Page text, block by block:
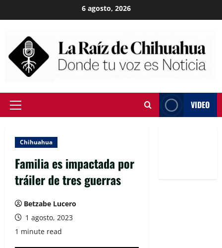
to
6 agosto, 2026
Primary
VIDEO
Chihuahua
Familia es impactada por
tráiler de tres guerras
Betzabe Lucero
1 agosto, 2023
1 minute read